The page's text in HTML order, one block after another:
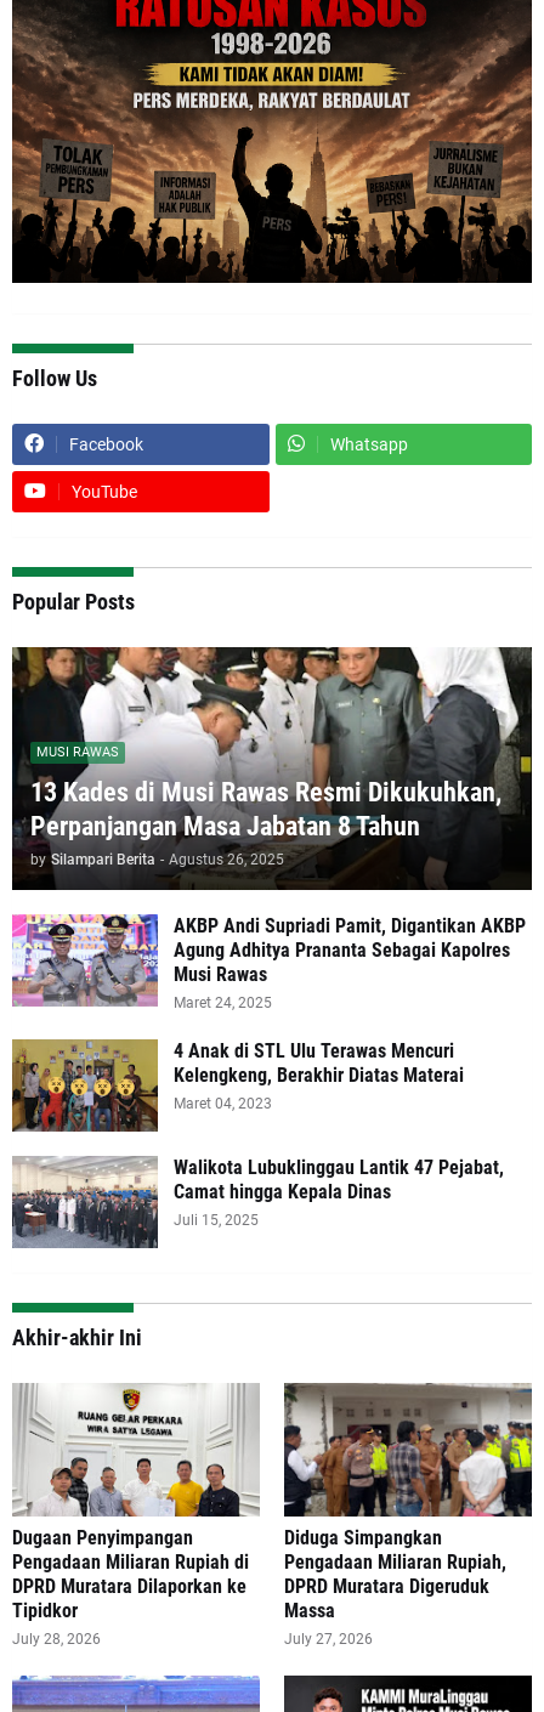
Follow Us
Facebook Whatsapp
YouTube
Popular Posts
MUSI RAWAS
13 Kades di Musi Rawas Resmi Dikukuhkan,
Perpanjangan Masa Jabatan 8 Tahun
by Silampari Berita - Agustus 26, 2025
AKBP Andi Supriadi Pamit, Digantikan AKBP
Agung Adhitya Prananta Sebagai Kapolres
Musi Rawas
Maret 24, 2025
4 Anak di STL Ulu Terawas Mencuri
Kelengkeng, Berakhir Diatas Materai
Maret 04, 2023
Walikota Lubuklinggau Lantik 47 Pejabat,
Camat hingga Kepala Dinas
Juli 15, 2025
Akhir-akhir Ini
‎Dugaan Penyimpangan
Pengadaan Miliaran Rupiah di
DPRD Muratara Dilaporkan ke
Tipidkor
July 28, 2026
Diduga Simpangkan
Pengadaan Miliaran Rupiah,
DPRD Muratara Digeruduk
Massa
July 27, 2026